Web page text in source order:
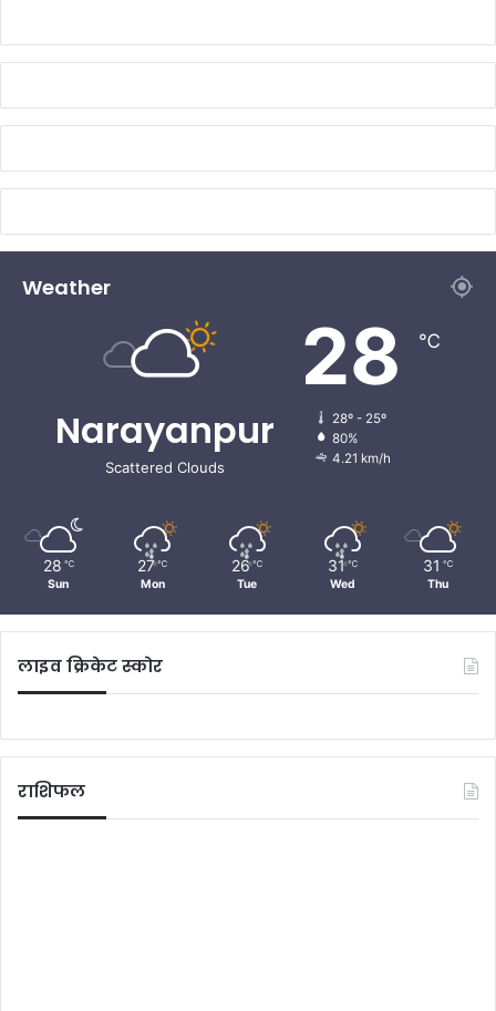
Weather
Narayanpur
Scattered Clouds
28 ℃
28º - 25º
80%
4.21 km/h
28 ℃
Sun
27 ℃
Mon
26 ℃
Tue
31 ℃
Wed
31 ℃
Thu
लाइव क्रिकेट स्कोर
राशिफल